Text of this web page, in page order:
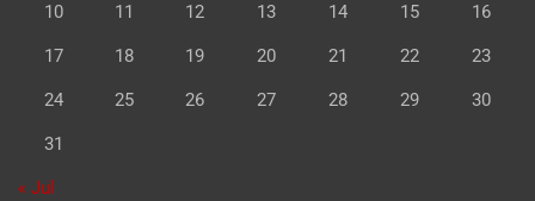
10 11 12 13 14 15 16
17 18 19 20 21 22 23
24 25 26 27 28 29 30
31
« Jul